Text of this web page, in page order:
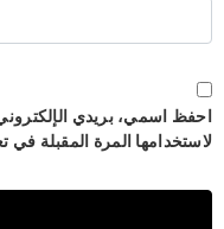
احفظ اسمي، بريدي
لاستخدامها المرة المقبلة في